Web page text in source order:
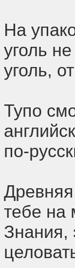
На
уголь
уголь,
Тупо
по-
тебе на
Знания,